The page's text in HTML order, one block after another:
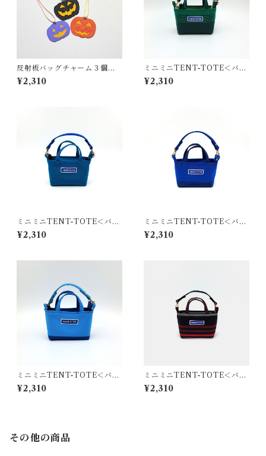
反射板バッグチャーム３個セ
ット（ハロウィン）
¥2,310
ミニミニTENT-TOTE＜バッ
グチャーム＞K-0515
¥2,310
ミニミニTENT-TOTE＜バッ
グチャーム＞K-0512
¥2,310
ミニミニTENT-TOTE＜バッ
グチャーム＞K-0514
¥2,310
ミニミニTENT-TOTE＜バッ
グチャーム＞K-0511
¥2,310
ミニミニTENT-TOTE＜バッ
グチャーム＞K-0554
¥2,310
その他の商品